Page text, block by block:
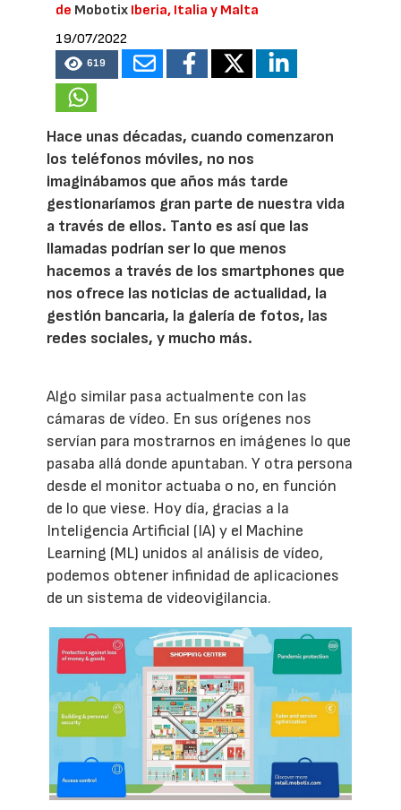
de Mobotix Iberia, Italia y Malta
19/07/2022
619
Hace unas décadas, cuando comenzaron
los teléfonos móviles, no nos
imaginábamos que años más tarde
gestionaríamos gran parte de nuestra vida
a través de ellos. Tanto es así que las
llamadas podrían ser lo que menos
hacemos a través de los smartphones que
nos ofrece las noticias de actualidad, la
gestión bancaria, la galería de fotos, las
redes sociales, y mucho más.
Algo similar pasa actualmente con las
cámaras de vídeo. En sus orígenes nos
servían para mostrarnos en imágenes lo que
pasaba allá donde apuntaban. Y otra persona
desde el monitor actuaba o no, en función
de lo que viese. Hoy día, gracias a la
Inteligencia Artificial (IA) y el Machine
Learning (ML) unidos al análisis de vídeo,
podemos obtener infinidad de aplicaciones
de un sistema de videovigilancia.